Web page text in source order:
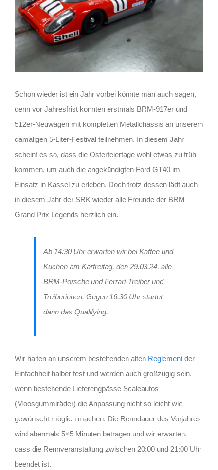
Schon wieder ist ein Jahr vorbei könnte man auch sagen,
denn vor Jahresfrist konnten erstmals BRM-917er und
512er-Neuwagen mit kompletten Metallchassis an unserem
damaligen 5-Liter-Festival teilnehmen. In diesem Jahr
scheint es so, dass die Osterfeiertage wohl etwas zu früh
kommen, um auch die angekündigten Ford GT40 im
Einsatz in Kassel zu erleben. Doch trotz dessen lädt auch
in diesem Jahr der SRK wieder alle Freunde der BRM
Grand Prix Legends herzlich ein.
Ab 14:30 Uhr erwarten wir bei Kaffee und
Kuchen am Karfreitag, den 29.03.24, alle
BRM-Porsche und Ferrari-Treiber und
Treiberinnen. Gegen 16:30 Uhr startet
dann das Qualifying.
Wir halten an unserem bestehenden alten Reglement der
Einfachheit halber fest und werden auch großzügig sein,
wenn bestehende Lieferengpässe Scaleautos
(Moosgummiräder) die Anpassung nicht so leicht wie
gewünscht möglich machen. Die Renndauer des Vorjahres
wird abermals 5×5 Minuten betragen und wir erwarten,
dass die Rennveranstaltung zwischen 20:00 und 21:00 Uhr
beendet ist.